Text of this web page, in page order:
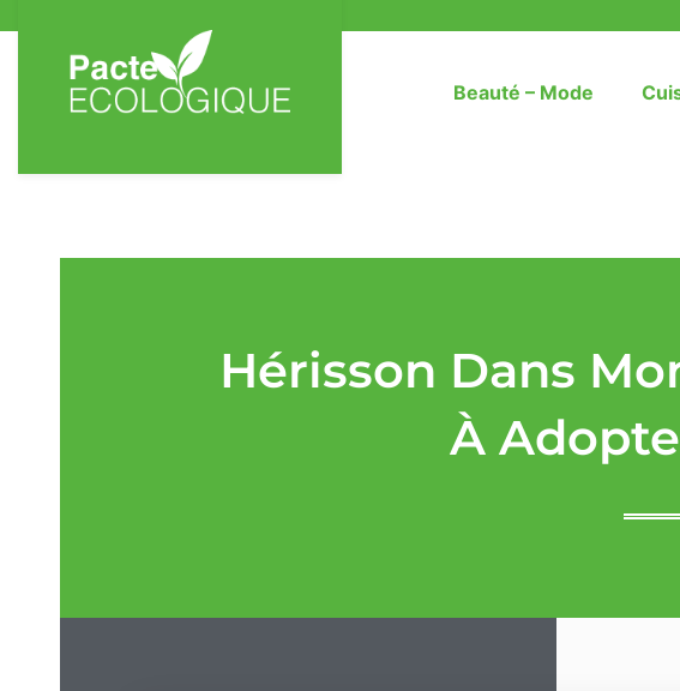
Beauté – Mode
Hérisson Dans
À